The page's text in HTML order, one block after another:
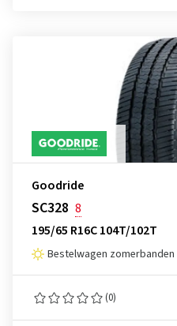
Goodride
SC328 8
195/65 R16C 104T/102T
Bestelwagen zomerbanden
(0)